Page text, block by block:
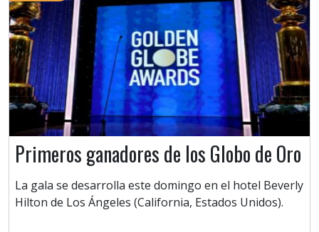
Primeros ganadores de los Globo de Oro
La gala se desarrolla este domingo en el hotel Beverly
Hilton de Los Ángeles (California, Estados Unidos).